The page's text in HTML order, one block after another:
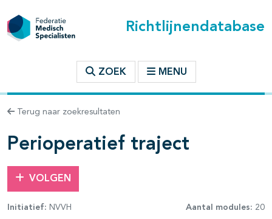
Richtlijnendatabase
ZOEK MENU
Terug naar zoekresultaten
Perioperatief traject
VOLGEN
Initiatief: NVVH Aantal modules: 20
binnen deze richtlijn